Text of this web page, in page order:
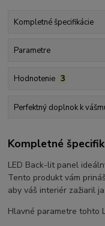
Kompletné špecifikácie
Parametre
Hodnotenie 3
Perfektný doplnok k
Kompletné
LED Back-lit panel
Tento produkt vám
aby váš interiér zažiaril
Hlavné parametre tohto